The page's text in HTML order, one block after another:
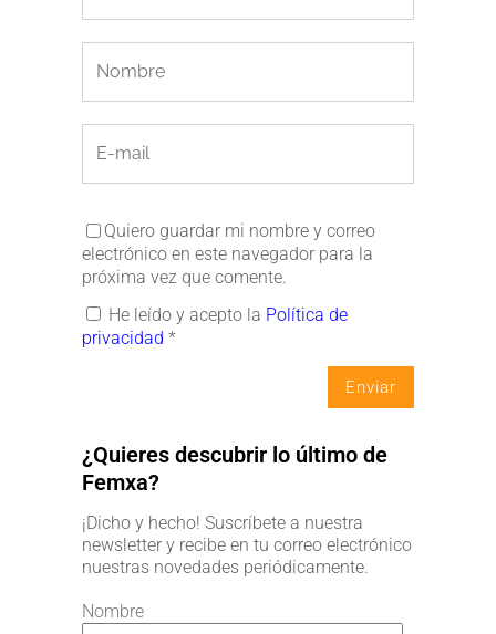
Quiero guardar mi nombre y correo
electrónico en este navegador para la
próxima vez que comente.
He leído y acepto la Política de
privacidad *
¿Quieres descubrir lo último de
Femxa?
¡Dicho y hecho! Suscríbete a nuestra
newsletter y recibe en tu correo electrónico
nuestras novedades periódicamente.
Nombre